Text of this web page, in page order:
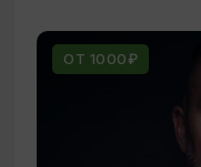
ОТ 1000₽